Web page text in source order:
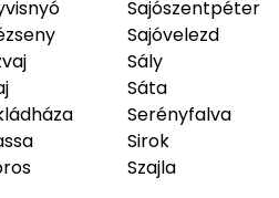
Sajószentpéter
Sajóvelezd
Sály
Sáta
Serényfalva
Sirok
Szajla